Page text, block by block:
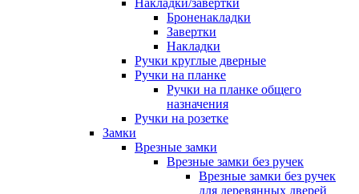
Накладки/завертки
Броненакладки
Завертки
Накладки
Ручки круглые дверные
Ручки на планке
Ручки на планке общего
назначения
Ручки на розетке
Замки
Врезные замки
Врезные замки без ручек
Врезные замки без ручек
для деревянных дверей